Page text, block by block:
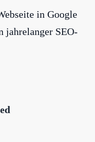
in Google
jahrelanger SEO-